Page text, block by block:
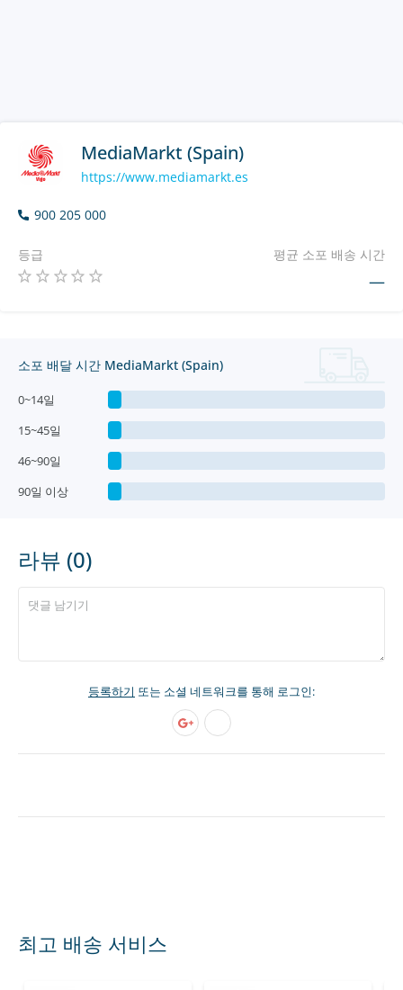
MediaMarkt (Spain)
https://www.mediamarkt.es
900 205 000
등급 평균 소포 배송 시간
—
소포 배달 시간 MediaMarkt (Spain)
0~14일
15~45일
46~90일
90일 이상
라뷰 (0)
등록하기 또는 소셜 네트워크를 통해 로그인:
최고 배송 서비스